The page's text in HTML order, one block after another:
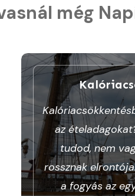
még
az
tudod, nem
rossznak
a fogyás az